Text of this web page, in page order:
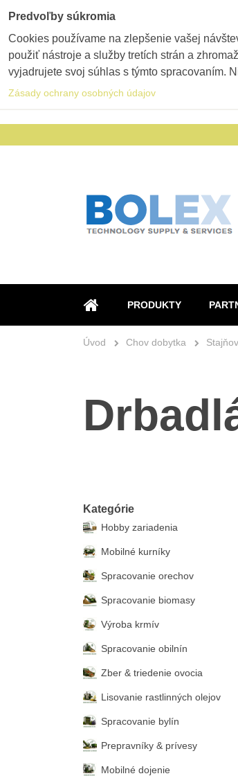
ÚVOD
PRODUKTY
Úvod Chov dobytka
Kategórie
Hobby zariadenia
Mobilné kurníky
Spracovanie orechov
Spracovanie biomasy
Výroba krmív
Spracovanie obilnín
Zber & triedenie ovocia
Lisovanie rastlinných olejov
Spracovanie bylín
Prepravníky & prívesy
Mobilné dojenie
Predvoľby súkromia
Cookies používame na zlepšenie vašej
použiť nástroje a služby tretích strán a
vyjadrujete svoj súhlas s týmto spracovaním.
Zásady ochrany osobných údajov